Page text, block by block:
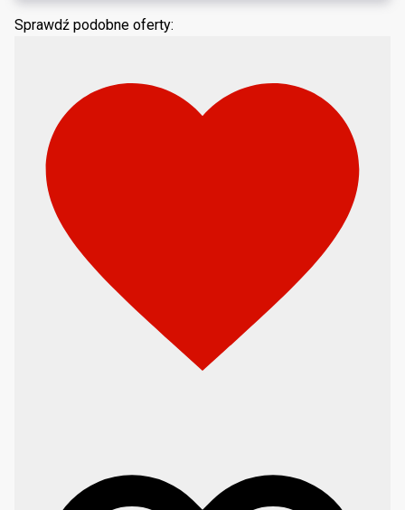
Sprawdź podobne oferty: